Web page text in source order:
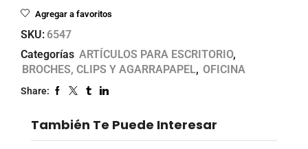
Agregar a favoritos
SKU: 6547
Categorías ARTÍCULOS PARA ESCRITORIO,
BROCHES, CLIPS Y AGARRAPAPEL, OFICINA
Share:
También Te Puede Interesar